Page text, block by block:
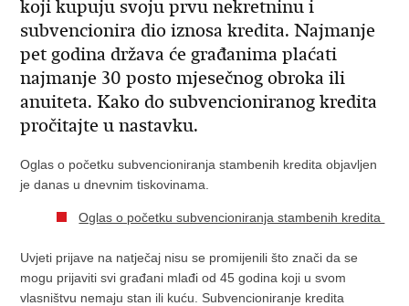
koji kupuju svoju prvu nekretninu i
subvencionira dio iznosa kredita. Najmanje
pet godina država će građanima plaćati
najmanje 30 posto mjesečnog obroka ili
anuiteta. Kako do subvencioniranog kredita
pročitajte u nastavku.
Oglas o početku subvencioniranja stambenih kredita objavljen
je danas u dnevnim tiskovinama.
Oglas o početku subvencioniranja stambenih kredita
Uvjeti prijave na natječaj nisu se promijenili što znači da se
mogu prijaviti svi građani mlađi od 45 godina koji u svom
vlasništvu nemaju stan ili kuću. Subvencioniranje kredita